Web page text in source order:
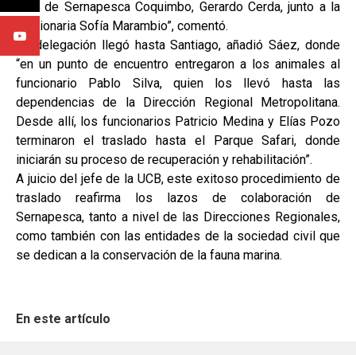
UCB de Sernapesca Coquimbo, Gerardo Cerda, junto a la
funcionaria Sofía Marambio”, comentó.
La delegación llegó hasta Santiago, añadió Sáez, donde
“en un punto de encuentro entregaron a los animales al
funcionario Pablo Silva, quien los llevó hasta las
dependencias de la Dirección Regional Metropolitana.
Desde allí, los funcionarios Patricio Medina y Elías Pozo
terminaron el traslado hasta el Parque Safari, donde
iniciarán su proceso de recuperación y rehabilitación”.
A juicio del jefe de la UCB, este exitoso procedimiento de
traslado reafirma los lazos de colaboración de
Sernapesca, tanto a nivel de las Direcciones Regionales,
como también con las entidades de la sociedad civil que
se dedican a la conservación de la fauna marina.
En este artículo